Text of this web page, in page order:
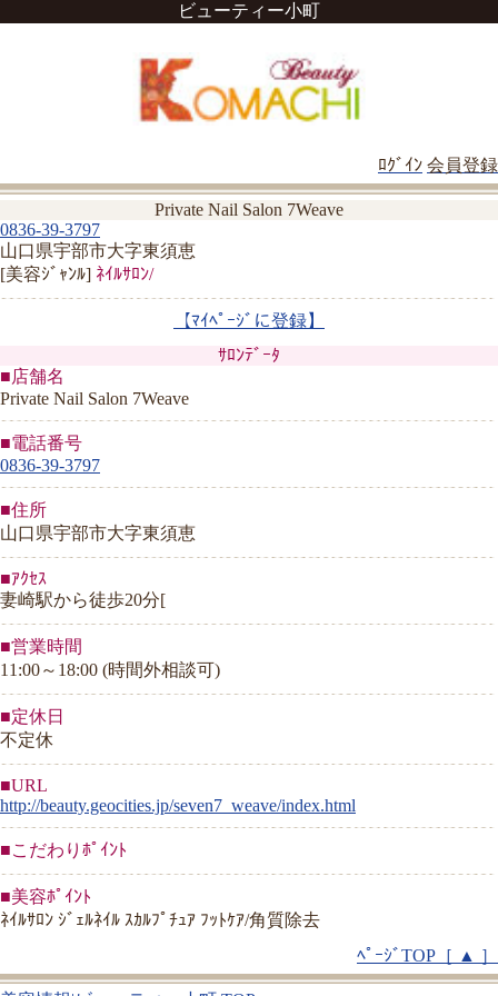
ビューティー小町
ﾛｸﾞｲﾝ 会員登録
Private Nail Salon 7Weave
0836-39-3797
山口県宇部市大字東須恵
[美容ｼﾞｬﾝﾙ] ﾈｲﾙｻﾛﾝ/
【ﾏｲﾍﾟｰｼﾞに登録】
ｻﾛﾝﾃﾞｰﾀ
■店舗名
Private Nail Salon 7Weave
■電話番号
0836-39-3797
■住所
山口県宇部市大字東須恵
■ｱｸｾｽ
妻崎駅から徒歩20分[
■営業時間
11:00～18:00 (時間外相談可)
■定休日
不定休
■URL
http://beauty.geocities.jp/seven7_weave/index.html
■こだわりﾎﾟｲﾝﾄ
■美容ﾎﾟｲﾝﾄ
ﾈｲﾙｻﾛﾝ ｼﾞｪﾙﾈｲﾙ ｽｶﾙﾌﾟﾁｭｱ ﾌｯﾄｹｱ/角質除去
ﾍﾟｰｼﾞTOP［ ▲ ］